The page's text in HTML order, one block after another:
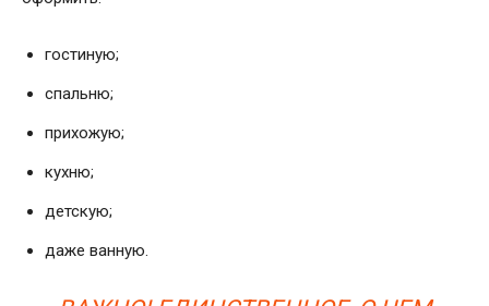
гостиную;
спальню;
прихожую;
кухню;
детскую;
даже ванную.